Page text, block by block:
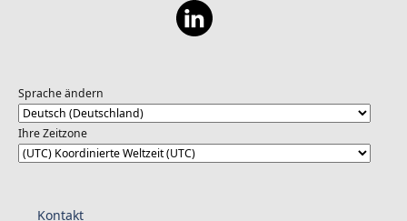
Sprache ändern
Ihre Zeitzone
Kontakt